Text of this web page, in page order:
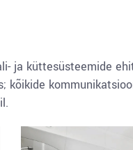
ja küttesüsteemide
kõikide